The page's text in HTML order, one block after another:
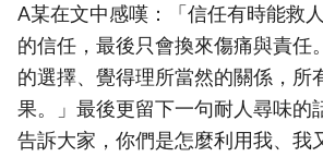
A某在文中感嘆：「信任有時能救
的信任，最後只會換來傷痛與責任
的選擇、覺得理所當然的關係，所
果。」最後更留下一句耐人尋味的
告訴大家，你們是怎麼利用我、我